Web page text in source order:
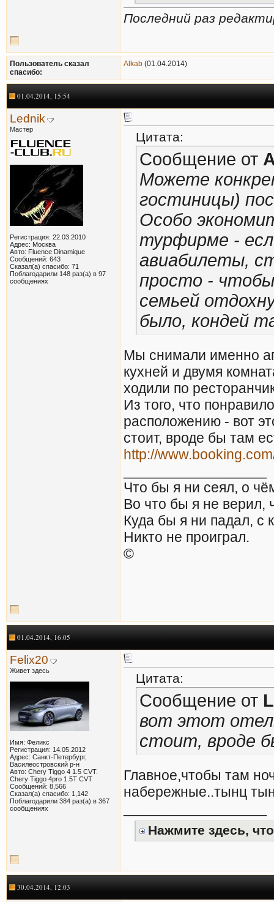
Последний раз
Пользователь сказал
cпасибо:
Alkab (01.04.2014)
01.04.2014, 15:54
Lednik
Мастер
Регистрация: 22.03.2010
Адрес: Москва
Авто: Fluence Dinamique
Сообщений: 643
Сказал(а) спасибо: 71
Поблагодарили 148 раз(а) в 97
сообщениях
Цитата:
Сообщение от
Можете
гостиницы)
Особо
турфирме -
авиабилеты,
просто -
семьей
было, кондей
Мы снимали именно
кухней и двумя
ходили по
Из того, что
расположению - вот
стоит, вроде бы там
http://
Что бы я ни сеял, о
Во что бы я не верил,
Куда бы я ни падал, с
Никто не проиграл.
©
01.04.2014, 16:05
Felix20
Живет здесь
Имя: Феликс
Регистрация: 14.05.2012
Адрес: Санкт-Петербург,
Василеостровский р-н
Авто: Chery Tiggo 4 1.5 CVT.
Chery Tiggo 4pro 1.5T CVT
Сообщений: 8,566
Сказал(а) спасибо: 1,142
Поблагодарили 384 раз(а) в 367
сообщениях
Цитата:
Сообщение от
вот этот
стоит, вроде
Главное,чтобы там
набережные..тынц
Нажмите здесь,
30.04.2014, 12:03